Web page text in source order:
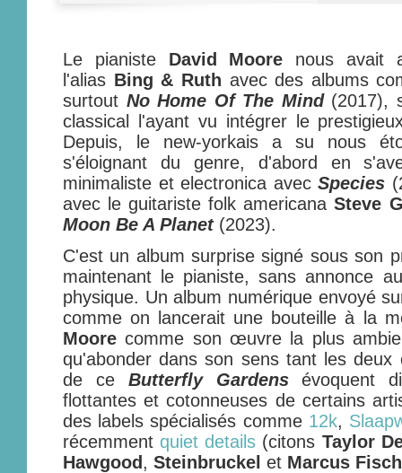
Le pianiste David Moore nous avait
l'alias Bing & Ruth avec des albums
surtout No Home Of The Mind(2017),
classical l'ayant vu intégrer le
Depuis, le new-yorkais a su nous
s'éloignant du genre, d'abord en
minimaliste et electronica avec Species
avec le guitariste folk americana Steve
Moon Be A Planet (2023).
C'est un album surprise signé sous son
maintenant le pianiste, sans annonce
physique. Un album numérique envoyé
comme on lancerait une bouteille à la
Moore comme son œuvre la plus
qu'abonder dans son sens tant les deux
de ce Butterfly Gardensévoquent
flottantes et cotonneuses de certains
des labels spécialisés comme 12k,
récemmentquiet details (citons Taylor
Hawgood , Steinbruckel et Marcus